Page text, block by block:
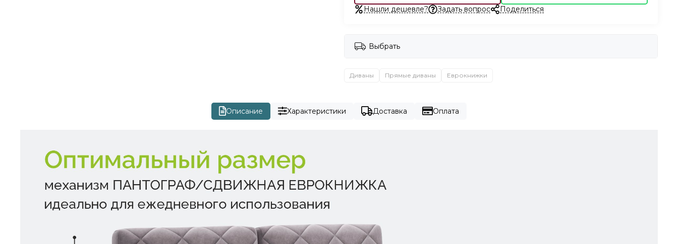
Нашли дешевле? Задать вопрос Поделиться
Выбрать
Диваны Прямые диваны Еврокнижки
Описание Характеристики Доставка Оплата